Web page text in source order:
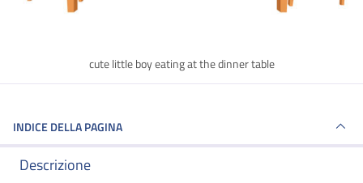
cute little boy eating at the dinner table
INDICE DELLA PAGINA
Descrizione